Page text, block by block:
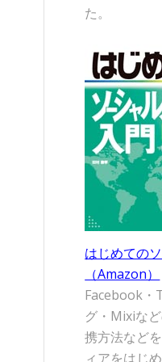
た。
はじめての
（Amazon）
Facebook・
グ・Mixiな
携方法など
ィアをはじ